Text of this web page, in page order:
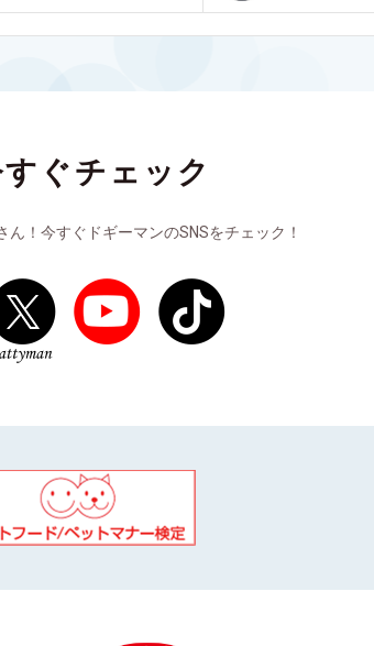
ぐチェック
！今すぐドギーマンのSNSをチェック！